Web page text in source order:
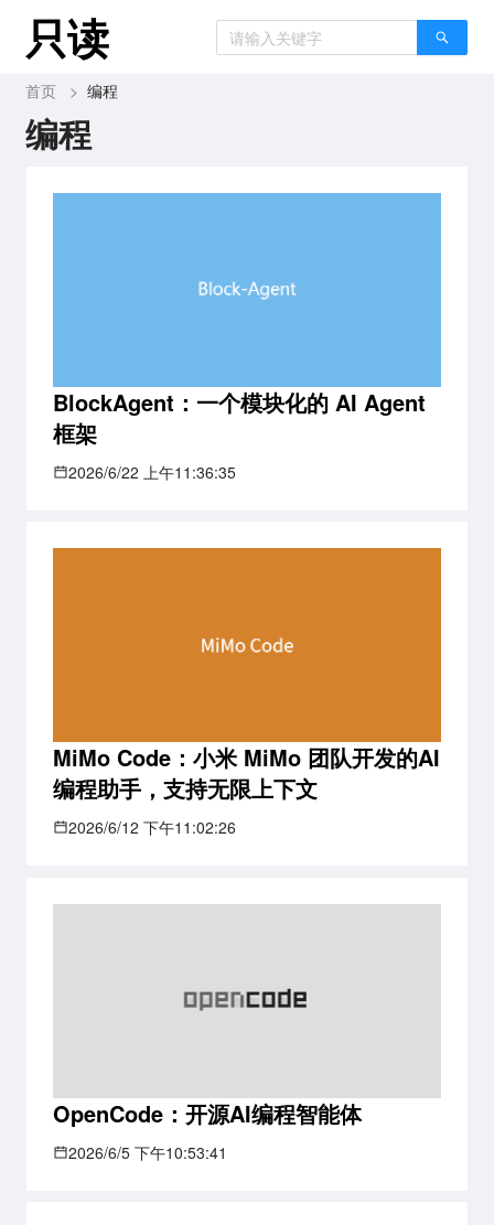
只读
首页 > 编程
编程
BlockAgent：一个模块化的 AI Agent
框架
2026/6/22 上午11:36:35
MiMo Code：小米 MiMo 团队开发的AI
编程助手，支持无限上下文
2026/6/12 下午11:02:26
OpenCode：开源AI编程智能体
2026/6/5 下午10:53:41